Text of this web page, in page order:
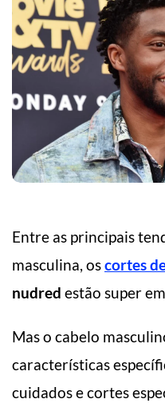
Entre as principais
masculina, oscortes
nudred estão super
Mas o cabelo
características
cuidados e cortes